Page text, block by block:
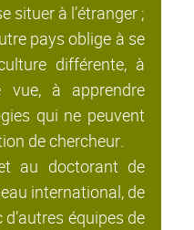
situer à l’étranger ;
pays oblige à se
différente, à
vue, à apprendre
qui ne peuvent
de chercheur.
au doctorant de
international, de
équipes de